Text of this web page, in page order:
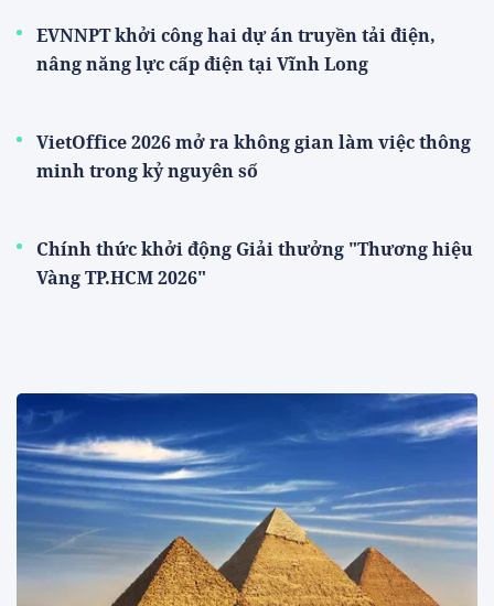
EVNNPT khởi công hai dự án truyền tải điện,
nâng năng lực cấp điện tại Vĩnh Long
VietOffice 2026 mở ra không gian làm việc thông
minh trong kỷ nguyên số
Chính thức khởi động Giải thưởng "Thương hiệu
Vàng TP.HCM 2026"